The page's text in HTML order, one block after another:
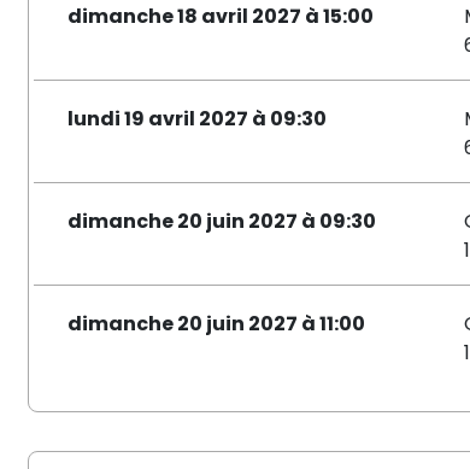
dimanche 18 avril 2027 à 15:00
lundi 19 avril 2027 à 09:30
dimanche 20 juin 2027 à 09:30
dimanche 20 juin 2027 à 11:00